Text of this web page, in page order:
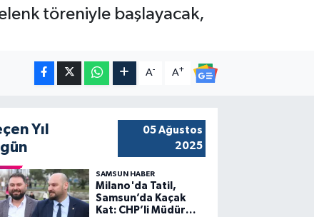
töreniyle başlayacak,
A- A+
Yıl
05 Ağustos
2025
SAMSUN HABER
Milano'da Tatil,
Samsun’da Kaçak
Kat: CHP’li Müdür